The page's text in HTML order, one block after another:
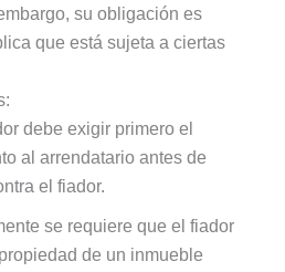
su obligación es
que está sujeta a ciertas
debe exigir primero el
al arrendatario antes de
el fiador.
se requiere que el fiador
de un inmueble